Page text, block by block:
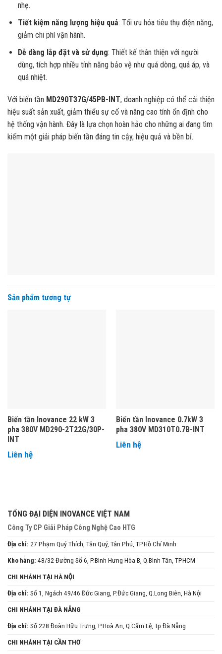
nhẹ.
Tiết kiệm năng lượng hiệu quả: Tối ưu hóa tiêu thụ điện năng,
giảm chi phí vận hành.
Dễ dàng lắp đặt và sử dụng: Thiết kế thân thiện với người
dùng, tích hợp nhiều tính năng bảo vệ như quá dòng, quá áp, và
quá nhiệt.
Với biến tần MD290T37G/45PB-INT, doanh nghiệp có thể cải thiện
hiệu suất sản xuất, giảm thiểu sự cố và nâng cao tính ổn định cho
hệ thống vận hành. Đây là lựa chọn hoàn hảo cho những ai đang tìm
kiếm một giải pháp biến tần đáng tin cậy, hiệu quả và bền bỉ.
Sản phẩm tương tự
Biến tần Inovance 22 kW 3
pha 380V MD290-2T22G/30P-
INT
Liên hệ
Biến tần Inovance 0.7kW 3
pha 380V MD310T0.7B-INT
Liên hệ
TỔNG ĐẠI DIỆN INOVANCE VIỆT NAM
Công Ty CP Giải Pháp Công Nghệ Cao HTG
Địa chỉ: 27 Phạm Quý Thích, Tân Quý, Tân Phú, TP.Hồ Chí Minh
Kho hàng: 48/32 Đường Số 6, P.Bình Hưng Hòa B, Q.Bình Tân, TPHCM
CHI NHÁNH TẠI HÀ NỘI
Địa chỉ: Số 1, Ngách 49/46 Đức Giang, P.Đức Giang, Q.Long Biên, Hà Nội
CHI NHÁNH TẠI ĐÀ NẴNG
Địa chỉ: Số 228 Đoàn Hữu Trưng, P.Hoà An, Q.Cẩm Lệ, Tp Đà Nẵng
CHI NHÁNH TẠI CẦN THƠ